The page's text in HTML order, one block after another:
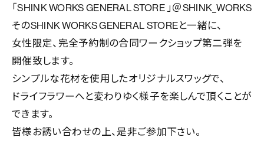
「SHINK WORKS GENERAL STORE 」＠SHINK_WORKS
そのSHINK WORKS GENERAL STOREと一緒に、
女性限定、完全予約制の合同ワークショップ第二弾を
開催致します。
シンプルな花材を使用したオリジナルスワッグで、
ドライフラワーへと変わりゆく様子を楽しんで頂くことが
できます。
皆様お誘い合わせの上、是非ご参加下さい。